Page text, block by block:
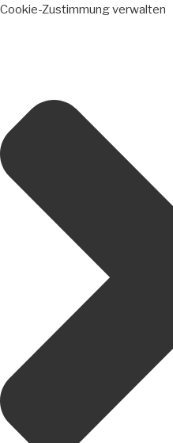
Cookie-Zustimmung verwalten